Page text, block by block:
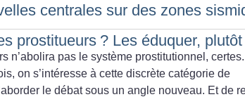
centrales sur des zones
prostitueurs ? Les éduquer, plutôt
n’abolira pas le système prostitutionnel,
on s’intéresse à cette discrète catégorie de
le débat sous un angle nouveau. Et de